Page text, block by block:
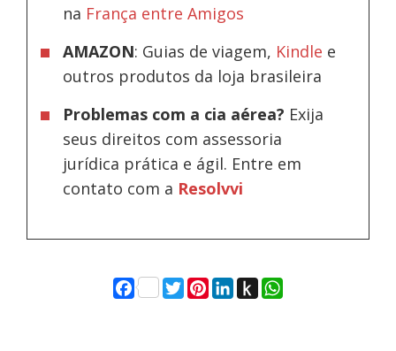
na França entre Amigos
AMAZON: Guias de viagem, Kindle e
outros produtos da loja brasileira
Problemas com a cia aérea? Exija
seus direitos com assessoria
jurídica prática e ágil. Entre em
contato com a Resolvvi
Facebook
Twitter
Pinterest
LinkedIn
Push
to
WhatsApp